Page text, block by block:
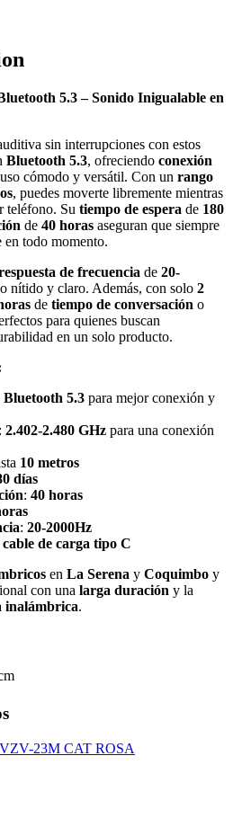
5.3 – Sonido Inigualable en
sin interrupciones con estos
Bluetooth 5.3, ofreciendo conexión
cómodo y versátil. Con un rango
, puedes moverte libremente mientras
teléfono. Su tiempo de espera de 180
de 40 horas aseguran que siempre
en todo momento.
de frecuencia de 20-
nítido y claro. Además, con solo 2
de tiempo de conversación o
para quienes buscan
en un solo producto.
Bluetooth 5.3 para mejor conexión y
: 2.402-2.480 GHz para una conexión
10 metros
días
: 40 horas
: 20-2000Hz
cable de carga tipo C
en La Serena y Coquimbo y
con una larga duración y la
inalámbrica.